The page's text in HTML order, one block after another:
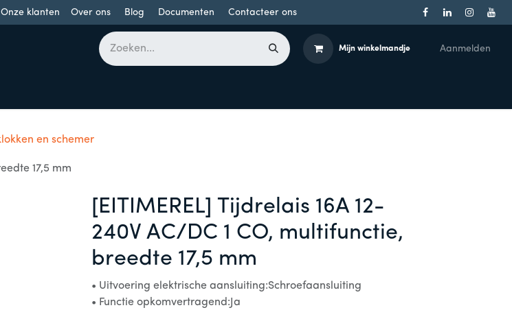
Onze klanten Over ons Blog Documenten Contacteer ons
Mijn winkelmandje Aanmelden
en schemer
17,5 mm
[EITIMEREL] Tijdrelais 16A 12-
240V AC/DC 1 CO, multifunctie,
breedte 17,5 mm
• Uitvoering elektrische aansluiting:Schroefaansluiting
• Functie opkomvertragend:Ja